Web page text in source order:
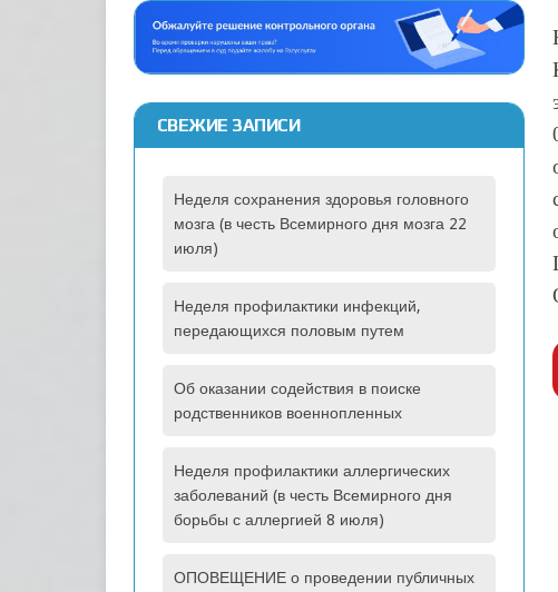
СВЕЖИЕ ЗАПИСИ
Неделя сохранения здоровья головного
мозга (в честь Всемирного дня мозга 22
июля)
Неделя профилактики инфекций,
передающихся половым путем
Об оказании содействия в поиске
родственников военнопленных
Неделя профилактики аллергических
заболеваний (в честь Всемирного дня
борьбы с аллергией 8 июля)
ОПОВЕЩЕНИЕ о проведении публичных